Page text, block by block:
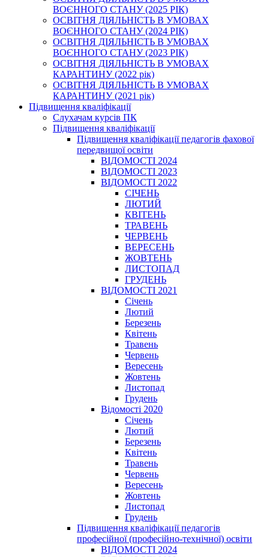
ВОЄННОГО СТАНУ (2025 РІК)
ОСВІТНЯ ДІЯЛЬНІСТЬ В УМОВАХ
ВОЄННОГО СТАНУ (2024 РІК)
ОСВІТНЯ ДІЯЛЬНІСТЬ В УМОВАХ
ВОЄННОГО СТАНУ (2023 РІК)
ОСВІТНЯ ДІЯЛЬНІСТЬ В УМОВАХ
КАРАНТИНУ (2022 рік)
ОСВІТНЯ ДІЯЛЬНІСТЬ В УМОВАХ
КАРАНТИНУ (2021 рік)
Підвищення кваліфікації
Слухачам курсів ПК
Підвищення кваліфікації
Підвищення кваліфікації педагогів фахової
передвищої освіти
ВІДОМОСТІ 2024
ВІДОМОСТІ 2023
ВІДОМОСТІ 2022
СІЧЕНЬ
ЛЮТИЙ
КВІТЕНЬ
ТРАВЕНЬ
ЧЕРВЕНЬ
ВЕРЕСЕНЬ
ЖОВТЕНЬ
ЛИСТОПАД
ГРУДЕНЬ
ВІДОМОСТІ 2021
Січень
Лютий
Березень
Квітень
Травень
Червень
Вересень
Жовтень
Листопад
Грудень
Відомості 2020
Січень
Лютий
Березень
Квітень
Травень
Червень
Вересень
Жовтень
Листопад
Грудень
Підвищення кваліфікації педагогів
професійної (професійно-технічної) освіти
ВІДОМОСТІ 2024